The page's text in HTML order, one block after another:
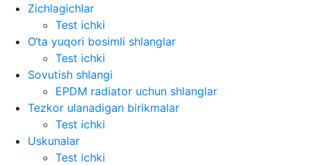
Zichlagichlar
Test ichki
O‘ta yuqori bosimli shlanglar
Test ichki
Sovutish shlangi
EPDM radiator uchun shlanglar
Tezkor ulanadigan birikmalar
Test ichki
Uskunalar
Test ichki